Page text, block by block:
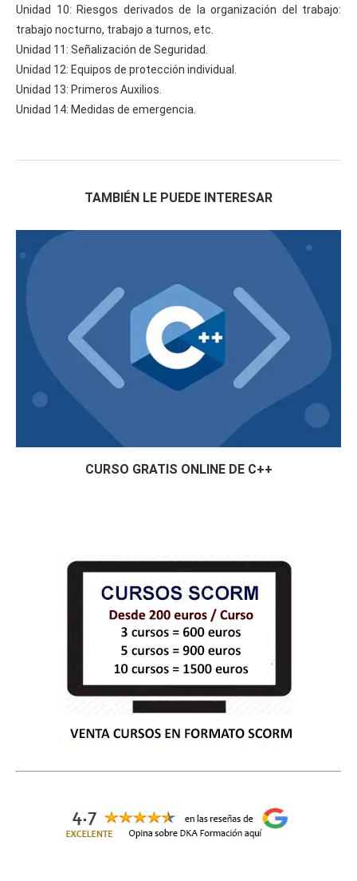
Unidad 10: Riesgos derivados de la organización del trabajo:
trabajo nocturno, trabajo a turnos, etc.
Unidad 11: Señalización de Seguridad.
Unidad 12: Equipos de protección individual.
Unidad 13: Primeros Auxilios.
Unidad 14: Medidas de emergencia.
TAMBIÉN LE PUEDE INTERESAR
CURSO GRATIS ONLINE DE C++